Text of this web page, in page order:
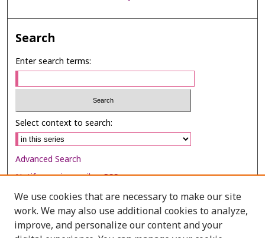
Search
Enter search terms:
Select context to search:
Advanced Search
Notify me via email orRSS
Browse
Collections
We use cookies that are necessary to make our site
work. We may also use additional cookies to analyze,
improve, and personalize our content and your